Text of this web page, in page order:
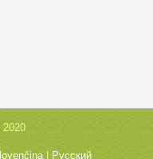
|Русский